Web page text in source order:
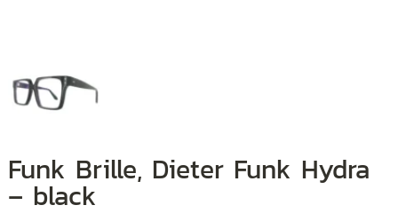
Funk Brille, Dieter Funk Hydra
– black